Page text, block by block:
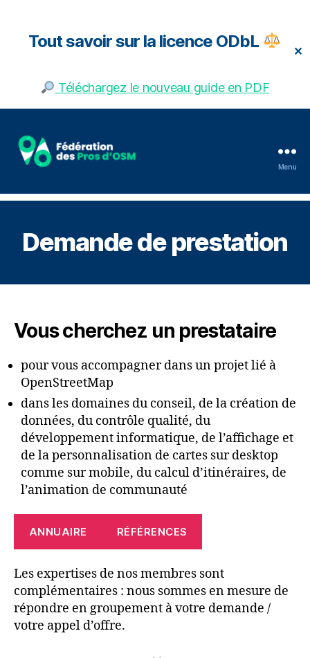
Tout savoir sur la licence ODbL
Téléchargez le nouveau guide en PDF
✕
des
Menu
Demande de prestation
Vous cherchez un prestataire
pour vous accompagner dans un projet lié à
OpenStreetMap
dans les domaines du conseil, de la création de
données, du contrôle qualité, du
développement informatique, de l’affichage et
de la personnalisation de cartes sur desktop
comme sur mobile, du calcul d’itinéraires, de
l’animation de communauté
ANNUAIRE RÉFÉRENCES
Les expertises de nos membres sont
complémentaires : nous sommes en mesure de
répondre en groupement à votre demande /
votre appel d’offre.